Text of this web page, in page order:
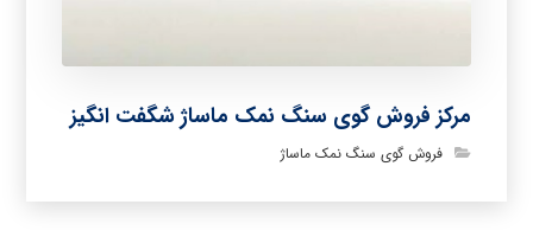
مرکز فروش گوی سنگ نمک ماساژ شگفت انگیز
فروش گوی سنگ نمک ماساژ